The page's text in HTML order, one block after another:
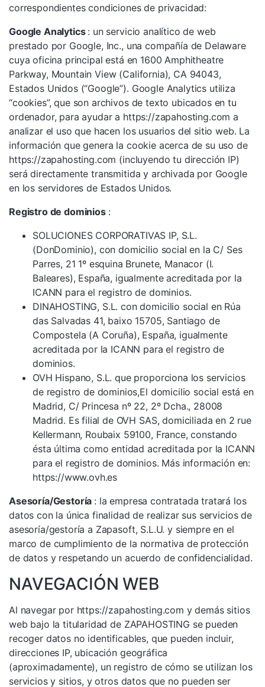
correspondientes condiciones de privacidad:
Google Analytics : un servicio analítico de web
prestado por Google, Inc., una compañía de Delaware
cuya oficina principal está en 1600 Amphitheatre
Parkway, Mountain View (California), CA 94043,
Estados Unidos (“Google”). Google Analytics utiliza
“cookies”, que son archivos de texto ubicados en tu
ordenador, para ayudar a https://zapahosting.com a
analizar el uso que hacen los usuarios del sitio web. La
información que genera la cookie acerca de su uso de
https://zapahosting.com (incluyendo tu dirección IP)
será directamente transmitida y archivada por Google
en los servidores de Estados Unidos.
Registro de dominios :
SOLUCIONES CORPORATIVAS IP, S.L.
(DonDominio), con domicilio social en la C/ Ses
Parres, 21 1º esquina Brunete, Manacor (I.
Baleares), España, igualmente acreditada por la
ICANN para el registro de dominios.
DINAHOSTING, S.L. con domicilio social en Rúa
das Salvadas 41, baixo 15705, Santiago de
Compostela (A Coruña), España, igualmente
acreditada por la ICANN para el registro de
dominios.
OVH Hispano, S.L. que proporciona los servicios
de registro de dominios,El domicilio social está en
Madrid, C/ Princesa nº 22, 2º Dcha., 28008
Madrid. Es filial de OVH SAS, domiciliada en 2 rue
Kellermann, Roubaix 59100, France, constando
ésta última como entidad acreditada por la ICANN
para el registro de dominios. Más información en:
https://www.ovh.es
Asesoría/Gestoría : la empresa contratada tratará los
datos con la única finalidad de realizar sus servicios de
asesoría/gestoría a Zapasoft, S.L.U. y siempre en el
marco de cumplimiento de la normativa de protección
de datos y respetando un acuerdo de confidencialidad.
NAVEGACIÓN WEB
Al navegar por https://zapahosting.com y demás sitios
web bajo la titularidad de ZAPAHOSTING se pueden
recoger datos no identificables, que pueden incluir,
direcciones IP, ubicación geográfica
(aproximadamente), un registro de cómo se utilizan los
servicios y sitios, y otros datos que no pueden ser